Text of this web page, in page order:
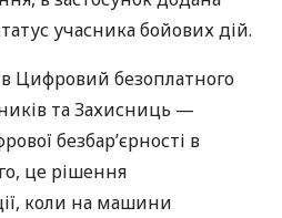
учасника бойових дій.
Цифровий безоплатного
та Захисниць —
безбар’єрності в
це рішення
коли на машини